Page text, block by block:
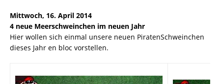
Mittwoch, 16. April 2014
4 neue Meerschweinchen im neuen Jahr
Hier wollen sich einmal unsere neuen PiratenSchweinchen
dieses Jahr en bloc vorstellen.